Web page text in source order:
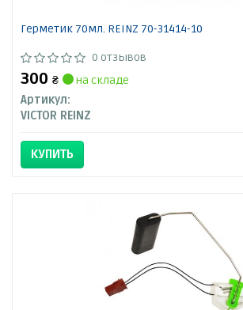
Герметик 70мл. REINZ 70-31414-10
0 отзывов
300 ₴
на складе
Артикул:
VICTOR REINZ
КУПИТЬ